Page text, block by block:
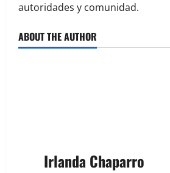
autoridades y comunidad.
ABOUT THE AUTHOR
Irlanda Chaparro